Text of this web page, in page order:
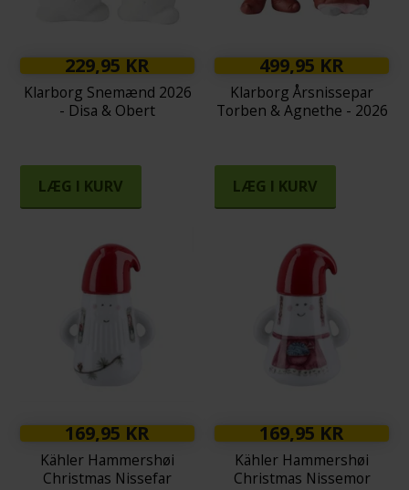
229,95 KR
Klarborg Snemænd 2026
- Disa & Obert
LÆG I KURV
499,95 KR
Klarborg Årsnissepar
Torben & Agnethe - 2026
LÆG I KURV
169,95 KR
Kähler Hammershøi
Christmas Nissefar
169,95 KR
Kähler Hammershøi
Christmas Nissemor